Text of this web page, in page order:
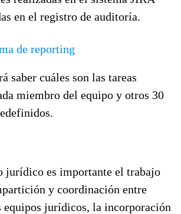
en el registro de auditoría.
de reporting
saber cuáles son las tareas
miembro del equipo y otros 30
jurídico es importante el trabajo
y coordinación entre
equipos jurídicos, la incorporación